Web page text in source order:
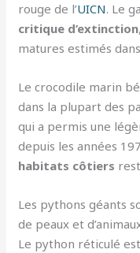
rouge de l’UICN. Le
critique d’extinction
matures estimés
Le crocodile marin
dans la plupart des
qui a permis une
depuis les années
habitats côtiers
Les pythons géants
de peaux et
Le python réticulé